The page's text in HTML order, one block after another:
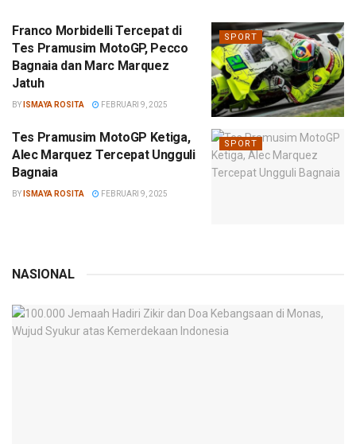
SPORT
Franco Morbidelli Tercepat di
Tes Pramusim MotoGP, Pecco
Bagnaia dan Marc Marquez
Jatuh
BY ISMAYA ROSITA FEBRUARI 9, 2025
SPORT
Tes Pramusim MotoGP Ketiga,
Alec Marquez Tercepat Ungguli
Bagnaia
BY ISMAYA ROSITA FEBRUARI 9, 2025
NASIONAL